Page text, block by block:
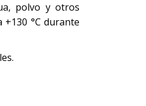
polvo y otros
°C durante